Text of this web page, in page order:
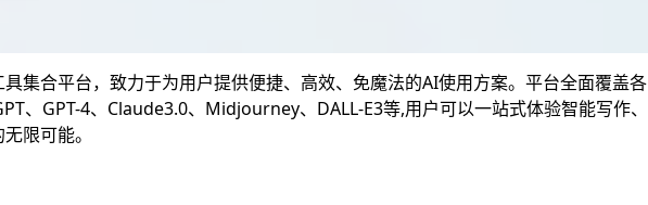
集合平台，致力于为用户提供便捷、高效、免魔法的AI使用方案。平台全面覆盖各
、GPT-4、Claude3.0、Midjourney、DALL-E3等,用户可以一站式体验智能写作、
限可能。